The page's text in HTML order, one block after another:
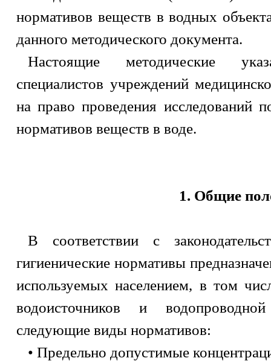
нормативов веществ в водных
данного методического документа.
Настоящие методические
специалистов учреждений
на право проведения исследований
нормативов веществ в воде.
1. Общие
В соответствии с
гигиенические нормативы
используемых населением, в том
водоисточников и
следующие виды нормативов:
• Предельно допустимые